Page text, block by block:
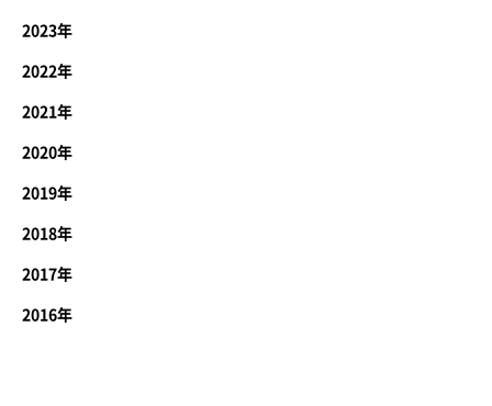
2023年
2022年
2021年
2020年
2019年
2018年
2017年
2016年